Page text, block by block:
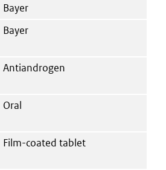
Bayer
Bayer
Antiandrogen
Oral
Film-coated tablet